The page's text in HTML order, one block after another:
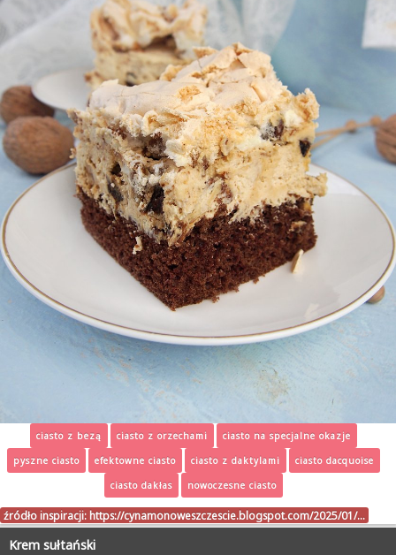
ciasto z bezą ciasto z orzechami
ciasto na specjalne okazje
pyszne ciasto
efektowne ciasto ciasto z daktylami
ciasto dacquoise
ciasto dakłas
nowoczesne ciasto
źródło inspiracji: https://cynamonoweszczescie.blogspot.com/2025/01/…
Krem sułtański